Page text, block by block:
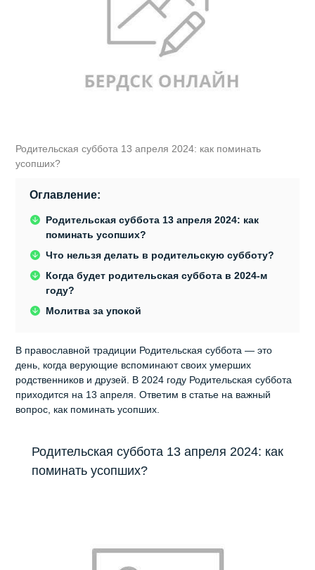
Родительская суббота 13 апреля 2024: как поминать
усопших?
Оглавление:
Родительская суббота 13 апреля 2024: как
поминать усопших?
Что нельзя делать в родительскую субботу?
Когда будет родительская суббота в 2024-м
году?
Молитва за упокой
В православной традиции Родительская суббота — это
день, когда верующие вспоминают своих умерших
родственников и друзей. В 2024 году Родительская суббота
приходится на 13 апреля. Ответим в статье на важный
вопрос, как поминать усопших.
Родительская суббота 13 апреля 2024: как
поминать усопших?